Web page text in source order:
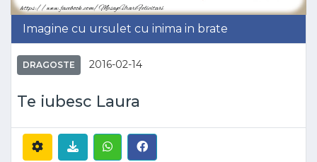
Imagine cu ursulet cu inima in brate
DRAGOSTE 2016-02-14
Te iubesc Laura